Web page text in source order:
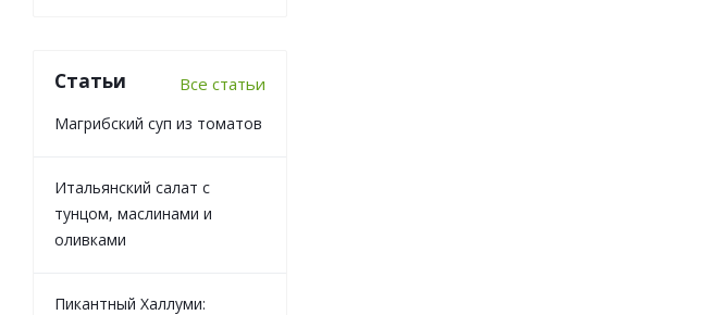
Статьи Все статьи
Магрибский суп из томатов
Итальянский салат с
тунцом, маслинами и
оливками
Пикантный Халлуми: